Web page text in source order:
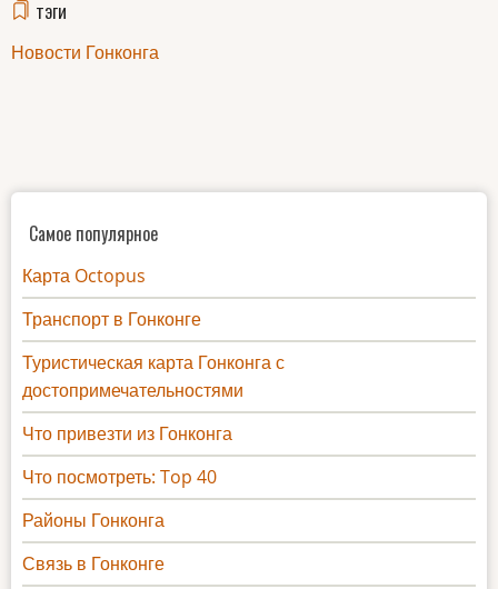
тэги
Новости Гонконга
Самое популярное
Карта Octopus
Транспорт в Гонконге
Туристическая карта Гонконга с
достопримечательностями
Что привезти из Гонконга
Что посмотреть: Top 40
Районы Гонконга
Связь в Гонконге